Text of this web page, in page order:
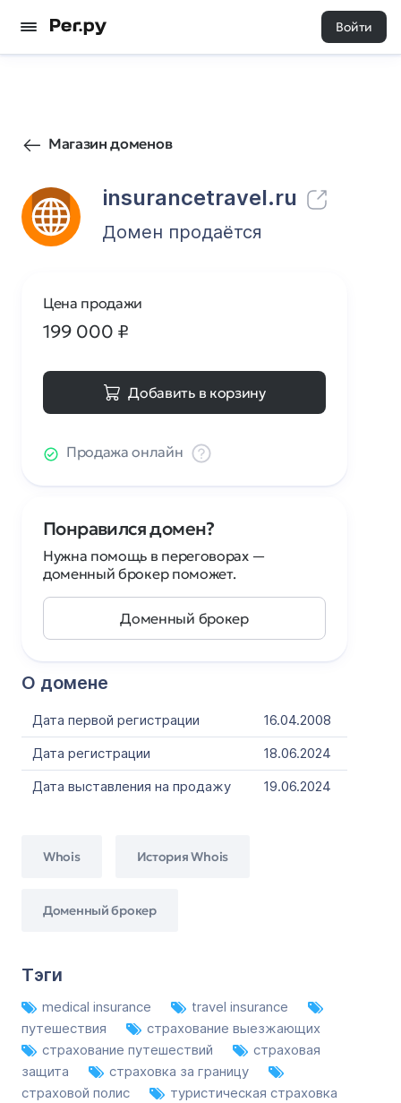
Войти
Магазин доменов
insurancetravel.ru
67 0
Домен продаётся
О домене
Дата первой регистрации
16.04.2008
Дата регистрации
18.06.2024
Дата выставления на продажу
19.06.2024
Whois История Whois
Доменный брокер
Тэги
medical insurance
travel insurance
путешествия
страхование выезжающих
страхование путешествий
страховая
защита
страховка за границу
страховой полис
туристическая страховка
Цена продажи
199 000 ₽
Добавить в корзину
Продажа онлайн
Понравился домен?
Нужна помощь в переговорах —
доменный брокер поможет.
Доменный брокер